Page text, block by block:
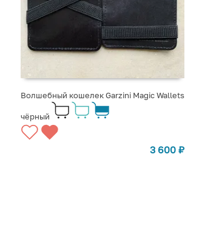
Волшебный кошелек Garzini Magic Wallets
чёрный
3 600 ₽